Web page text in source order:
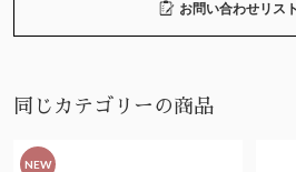
お問い合わせリス
同じカテゴリーの商品
NEW